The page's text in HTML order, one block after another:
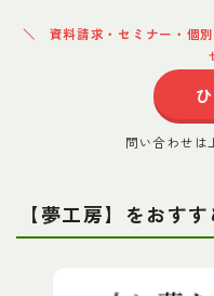
資料請求・セミナー・個
問い合わせは
【夢工房】をおす